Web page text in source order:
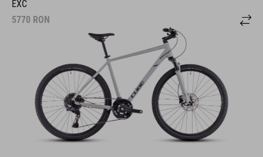
EXC
5770 RON